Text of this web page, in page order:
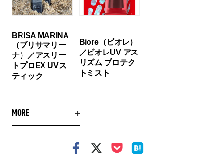
BRISA MARINA
（ブリサマリー
ナ）／アスリー
トプロEX UVス
ティック
Biore（ビオレ）
／ビオレUV アス
リズム プロテク
トミスト
MORE